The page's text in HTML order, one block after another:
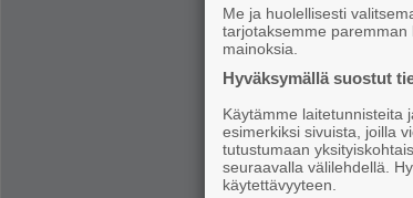
Me ja huolellisesti
tarjotaksemme
mainoksia.
Hyväksymällä suostut
Käytämme laitetunnisteita
esimerkiksi sivuista, joilla
tutustumaan
seuraavalla välilehdellä.
käytettävyyteen.